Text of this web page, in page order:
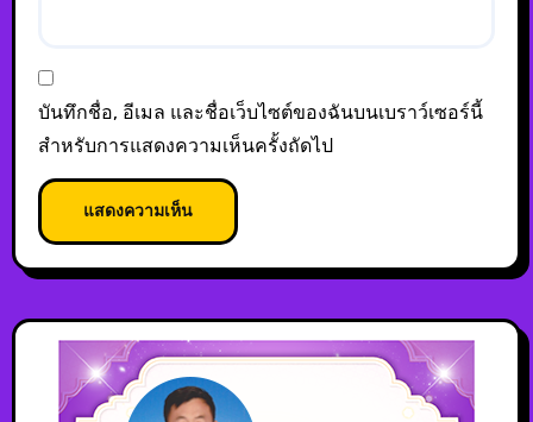
บันทึกชื่อ, อีเมล และชื่อเว็บไซต์ของฉันบนเบราว์เซอร์นี้
สำหรับการแสดงความเห็นครั้งถัดไป